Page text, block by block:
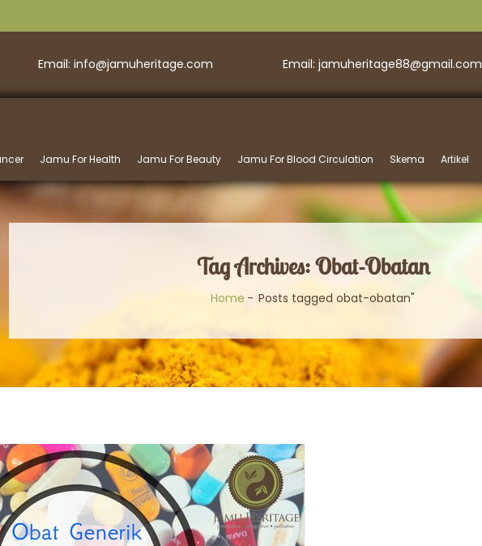
Email: info@jamuheritage.com Email: jamuheritage88@gmail.com
Jamu For Health Jamu For Beauty Jamu For Blood Circulation Skema Artikel
Tag Archives: Obat-Obatan
Home Posts tagged obat-obatan"